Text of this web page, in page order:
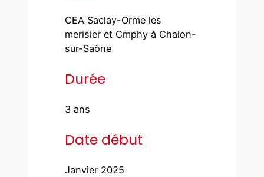
CEA Saclay-Orme les
merisier et Cmphy à Chalon-
sur-Saône
Durée
3 ans
Date début
Janvier 2025